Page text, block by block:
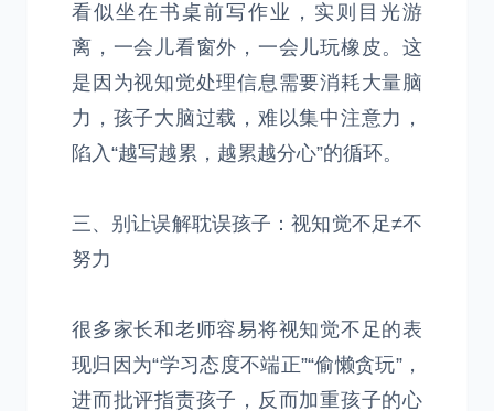
看似坐在书桌前写作业，实则目光游
离，一会儿看窗外，一会儿玩橡皮。这
是因为视知觉处理信息需要消耗大量脑
力，孩子大脑过载，难以集中注意力，
陷入“越写越累，越累越分心”的循环。
三、别让误解耽误孩子：视知觉不足≠不
努力
很多家长和老师容易将视知觉不足的表
现归因为“学习态度不端正”“偷懒贪玩”，
进而批评指责孩子，反而加重孩子的心